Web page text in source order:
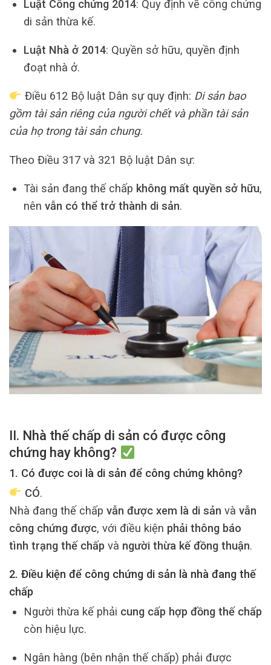
Luật Công chứng 2014: Quy định về công chứng
di sản thừa kế.
Luật Nhà ở 2014: Quyền sở hữu, quyền định
đoạt nhà ở.
Điều 612 Bộ luật Dân sự quy định: Di sản bao
gồm tài sản riêng của người chết và phần tài sản
của họ trong tài sản chung.
Theo Điều 317 và 321 Bộ luật Dân sự:
Tài sản đang thế chấp không mất quyền sở hữu,
nên vẫn có thể trở thành di sản.
II. Nhà thế chấp di sản có được công
chứng hay không?
1. Có được coi là di sản để công chứng không?
CÓ.
Nhà đang thế chấp vẫn được xem là di sản và vẫn
công chứng được, với điều kiện phải thông báo
tình trạng thế chấp và người thừa kế đồng thuận.
2. Điều kiện để công chứng di sản là nhà đang thế
chấp
Người thừa kế phải cung cấp hợp đồng thế chấp
còn hiệu lực.
Ngân hàng (bên nhận thế chấp) phải được